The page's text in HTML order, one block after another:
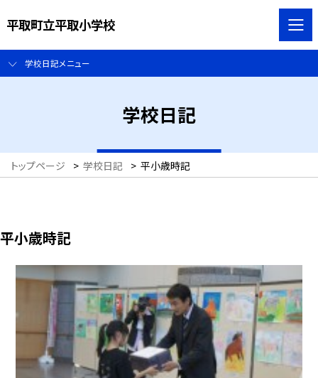
平取町立平取小学校
学校日記メニュー
学校日記
トップページ > 学校日記 > 平小歳時記
平小歳時記